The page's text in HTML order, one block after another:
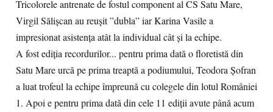
Tricolorele antrenate de fostul component al CS Satu Mare,
Virgil Sălișcan au reușit ”dubla” iar Karina Vasile a
impresionat asistența atât la individual cât și la echipe.
A fost ediția recordurilor... pentru prima dată o floretistă din
Satu Mare urcă pe prima treaptă a podiumului, Teodora Șofran
a luat trofeul la echipe împreună cu colegele din lotul României
1. Apoi e pentru prima dată din cele 11 ediții avute până acum